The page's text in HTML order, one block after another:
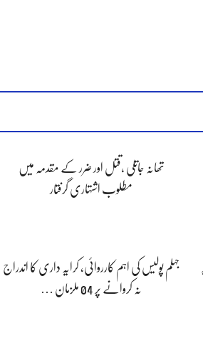
تھانہ جاتلی ،قتل اور ضرر کے مقدمہ میں
مطلوب اشتہاری گرفتار
جہلم پولیس کی اہم کارروائی، کرایہ داری کا اندراج
نہ کروانے پر 04 ملزمان …